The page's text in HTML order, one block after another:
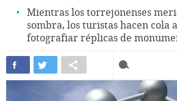
Mientras los torrejonenses
sombra, los turistas hacen cola
fotografiar réplicas de